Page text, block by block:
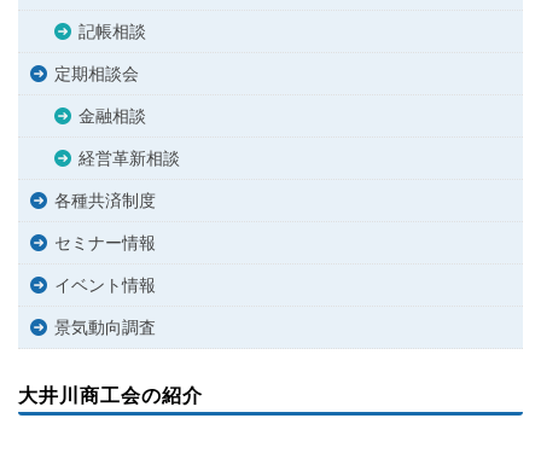
記帳相談
定期相談会
金融相談
経営革新相談
各種共済制度
セミナー情報
イベント情報
景気動向調査
大井川商工会の紹介